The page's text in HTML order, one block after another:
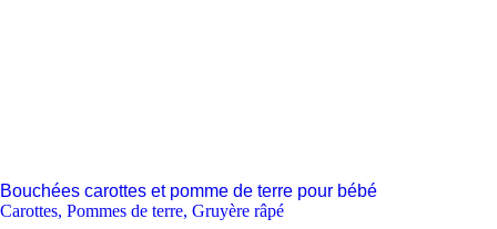
Bouchées carottes et pomme de terre pour bébé
Carottes, Pommes de terre, Gruyère râpé